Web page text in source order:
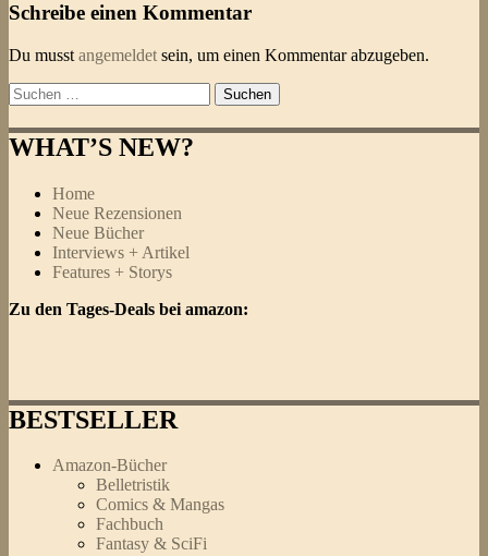
Schreibe einen Kommentar
Du musst angemeldet sein, um einen Kommentar abzugeben.
Suchen
nach:
WHAT’S NEW?
Home
Neue Rezensionen
Neue Bücher
Interviews + Artikel
Features + Storys
Zu den Tages-Deals bei amazon:
BESTSELLER
Amazon-Bücher
Belletristik
Comics & Mangas
Fachbuch
Fantasy & SciFi